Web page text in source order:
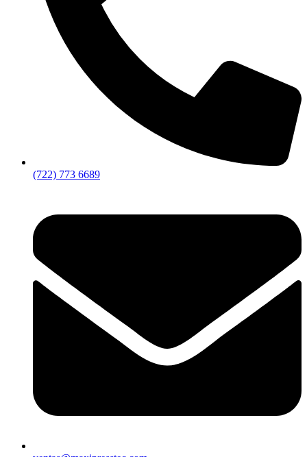
(722) 773 6689